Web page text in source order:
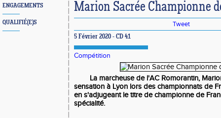
ENGAGEMENTS
QUALIFIÉ(E)S
Marion Sacrée Championne
Tweet
5 Février 2020 - CD 41
Compétition
La marcheuse de l'AC Romorantin,
sensation à Lyon lors des championnats de
en s'adjugeant le titre de championne de
spécialité.